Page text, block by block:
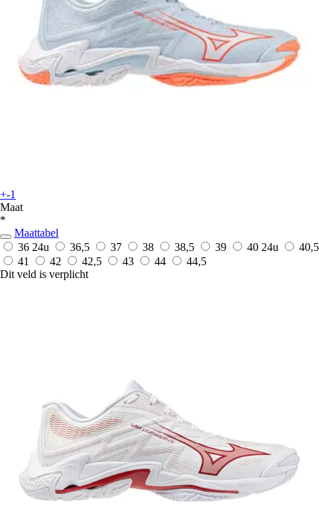
+-1
Maat
*
Maattabel
36 24u 36,5 37 38 38,5 39 40 24u
40,5
41
42 42,5 43 44
44,5
Dit veld is verplicht